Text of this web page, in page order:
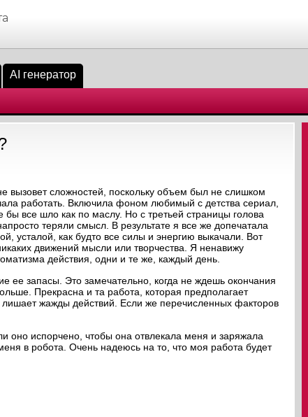
AI генератор
вызовет сложностей, поскольку объем был не слишком
работать. Включила фоном любимый с детства сериал,
все шло как по маслу. Но с третьей страницы голова
теряли смысл. В результате я все же допечатала
усталой, как будто все силы и энергию выкачали. Вот
движений мысли или творчества. Я ненавижу
действия, одни и те же, каждый день.
ее запасы. Это замечательно, когда не ждешь окончания
Прекрасна и та работа, которая предполагает
лишает жажды действий. Если же перечисленных факторов
оно испорчено, чтобы она отвлекала меня и заряжала
в робота. Очень надеюсь на то, что моя работа будет